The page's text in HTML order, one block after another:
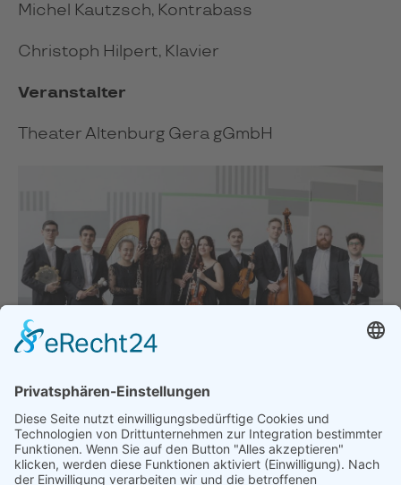
Michel Kautzsch, Kontrabass
Christoph Hilpert, Klavier
Veranstalter
Theater Altenburg Gera gGmbH
Akademist*innen der Dualen Orchesterakademie
Thüringen, Foto: Ronny Ristok